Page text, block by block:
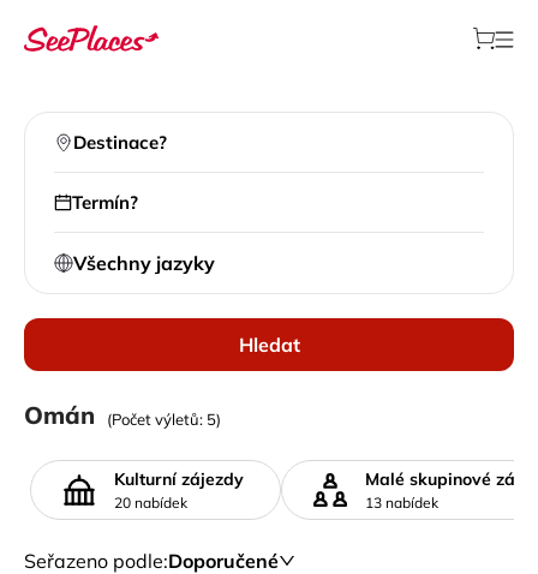
Destinace?
Termín?
Všechny jazyky
Hledat
Místní výlety
Všechny destinace
Omán
Omán (Počet výletů: 5)
Kulturní zájezdy
20 nabídek
Malé skupinové
13 nabídek
Seřazeno podle:Doporučené